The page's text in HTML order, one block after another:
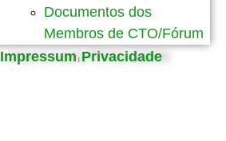
Documentos dos
Membros de CTO/Fórum
Impressum | Privacidade